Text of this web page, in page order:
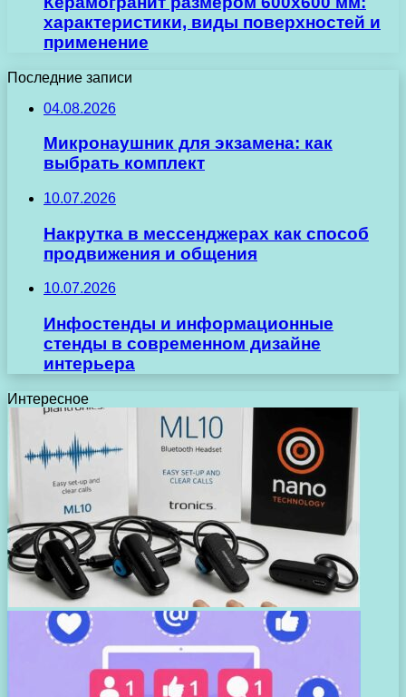
характеристики, виды поверхностей и
применение
Последние записи
04.08.2026
Микронаушник для экзамена: как
выбрать комплект
10.07.2026
Накрутка в мессенджерах как способ
продвижения и общения
10.07.2026
Инфостенды и информационные
стенды в современном дизайне
интерьера
Интересное